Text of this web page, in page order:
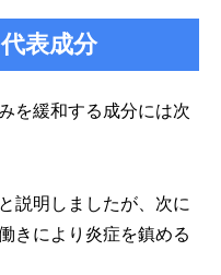
表成分
を緩和する成分には次
説明しましたが、次に
きにより炎症を鎮める